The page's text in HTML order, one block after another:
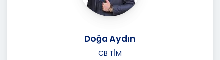
Doğa Aydın
CB TİM